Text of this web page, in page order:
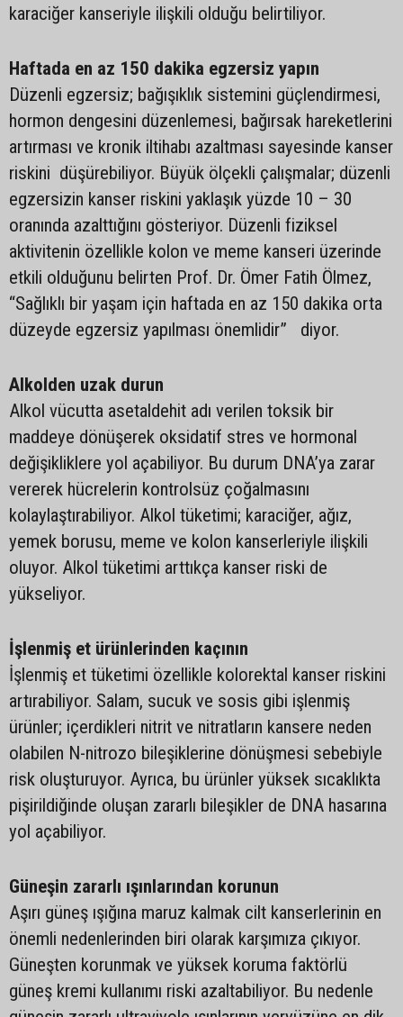
karaciğer kanseriyle ilişkili olduğu belirtiliyor.
Haftada en az 150 dakika egzersiz yapın
Düzenli egzersiz; bağışıklık sistemini güçlendirmesi,
hormon dengesini düzenlemesi, bağırsak hareketlerini
artırması ve kronik iltihabı azaltması sayesinde kanser
riskini düşürebiliyor. Büyük ölçekli çalışmalar; düzenli
egzersizin kanser riskini yaklaşık yüzde 10 – 30
oranında azalttığını gösteriyor. Düzenli fiziksel
aktivitenin özellikle kolon ve meme kanseri üzerinde
etkili olduğunu belirten Prof. Dr. Ömer Fatih Ölmez,
“Sağlıklı bir yaşam için haftada en az 150 dakika orta
düzeyde egzersiz yapılması önemlidir” diyor.
Alkolden uzak durun
Alkol vücutta asetaldehit adı verilen toksik bir
maddeye dönüşerek oksidatif stres ve hormonal
değişikliklere yol açabiliyor. Bu durum DNA’ya zarar
vererek hücrelerin kontrolsüz çoğalmasını
kolaylaştırabiliyor. Alkol tüketimi; karaciğer, ağız,
yemek borusu, meme ve kolon kanserleriyle ilişkili
oluyor. Alkol tüketimi arttıkça kanser riski de
yükseliyor.
İşlenmiş et ürünlerinden kaçının
İşlenmiş et tüketimi özellikle kolorektal kanser riskini
artırabiliyor. Salam, sucuk ve sosis gibi işlenmiş
ürünler; içerdikleri nitrit ve nitratların kansere neden
olabilen N-nitrozo bileşiklerine dönüşmesi sebebiyle
risk oluşturuyor. Ayrıca, bu ürünler yüksek sıcaklıkta
pişirildiğinde oluşan zararlı bileşikler de DNA hasarına
yol açabiliyor.
Güneşin zararlı ışınlarından korunun
Aşırı güneş ışığına maruz kalmak cilt kanserlerinin en
önemli nedenlerinden biri olarak karşımıza çıkıyor.
Güneşten korunmak ve yüksek koruma faktörlü
güneş kremi kullanımı riski azaltabiliyor. Bu nedenle